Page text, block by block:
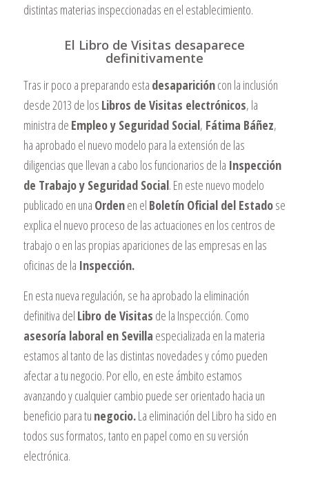
distintas materias inspeccionadas en el establecimiento.
El Libro de Visitas desaparece
definitivamente
Tras ir poco a preparando esta desaparicióncon la inclusión
desde 2013 de los Libros de Visitas electrónicos, la
ministra de Empleo y Seguridad Social, Fátima Báñez,
ha aprobado el nuevo modelo para la extensión de las
diligencias que llevan a cabo los funcionarios de la Inspección
de Trabajo y Seguridad Social. En este nuevo modelo
publicado en una Ordenen el Boletín Oficial del Estadose
explica el nuevo proceso de las actuaciones en los centros de
trabajo o en las propias apariciones de las empresas en las
oficinas de la Inspección.
En esta nueva regulación, se ha aprobado la eliminación
definitiva del Libro de Visitas de la Inspección. Como
asesoría laboral en Sevilla especializada en la materia
estamos al tanto de las distintas novedades y cómo pueden
afectar a tu negocio. Por ello, en este ámbito estamos
avanzando y cualquier cambio puede ser orientado hacia un
beneficio para tu negocio.La eliminación del Libro ha sido en
todos sus formatos, tanto en papel como en su versión
electrónica.